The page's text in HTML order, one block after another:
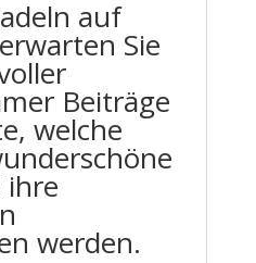
auf
Sie
Beiträge
welche
ihre
werden.